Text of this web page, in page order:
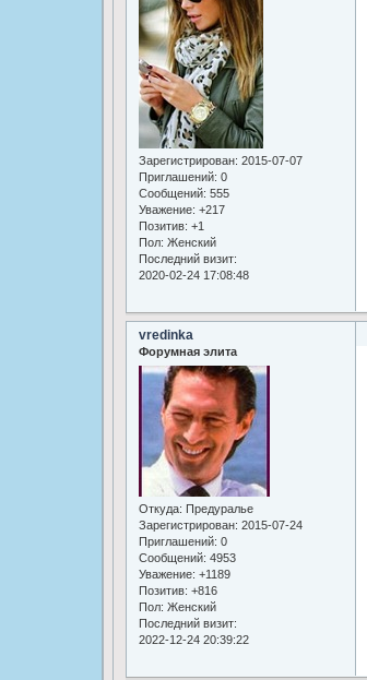
Зарегистрирован: 2015-07-07
Приглашений: 0
Сообщений: 555
Уважение: +217
Позитив: +1
Пол: Женский
Последний визит:
2020-02-24 17:08:48
vredinka
Форумная элита
Откуда: Предуралье
Зарегистрирован: 2015-07-24
Приглашений: 0
Сообщений: 4953
Уважение: +1189
Позитив: +816
Пол: Женский
Последний визит:
2022-12-24 20:39:22